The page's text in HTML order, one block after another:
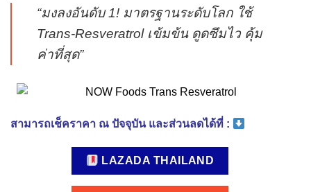
“มงลงอันดับ 1! มาตรฐานระดับโลก ใช้
Trans-Resveratrol เข้มข้น ดูดซึมไว คุ้ม
ค่าที่สุด”
สามารถเช็คราคา ณ ปัจจุบัน และส่วนลดได้ที่ :
LAZADA THAILAND